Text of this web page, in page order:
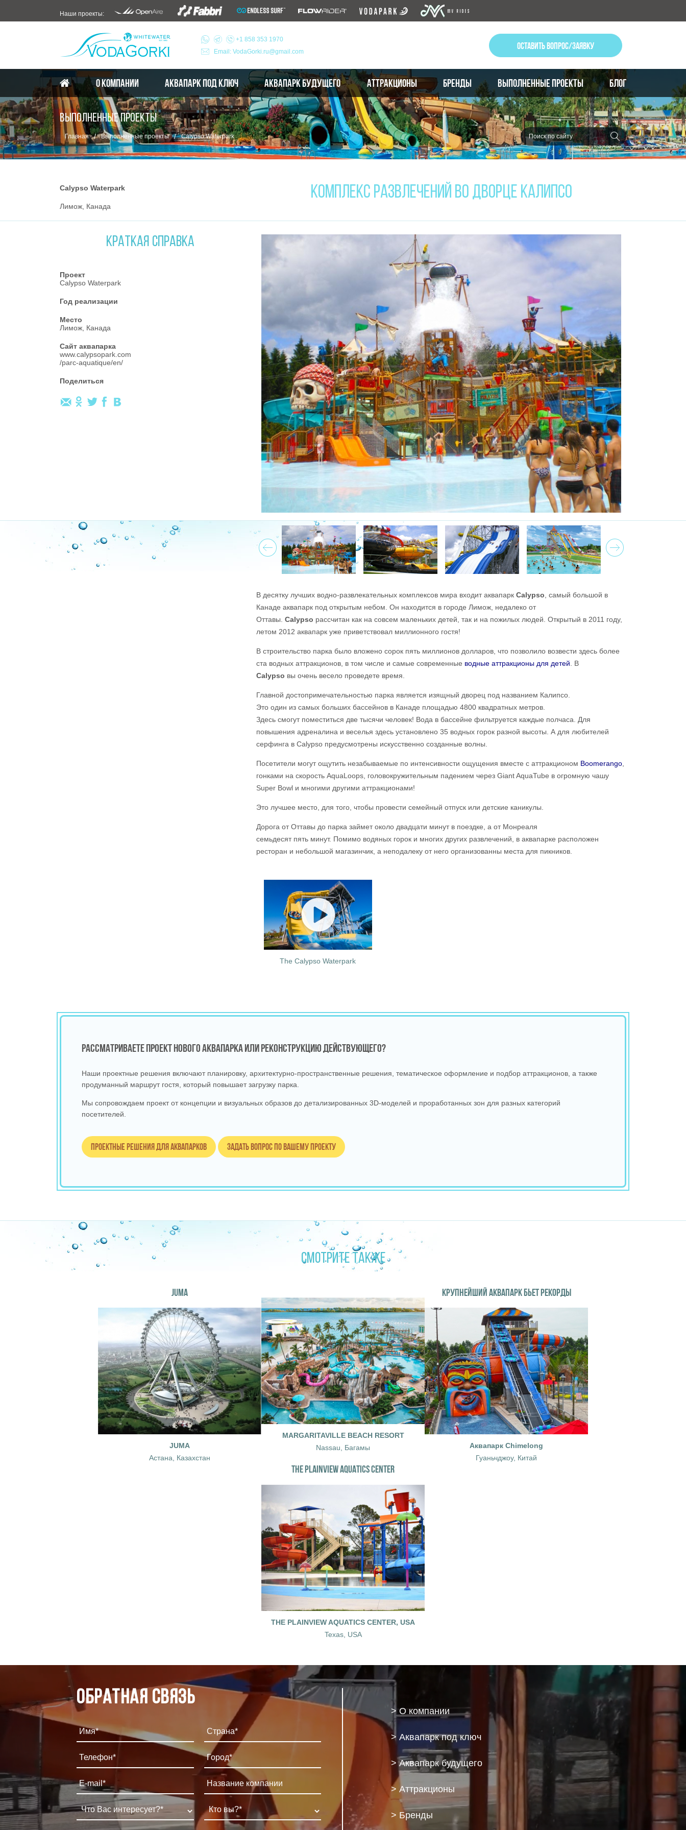
Наши проекты:
+1 858 353 1970
Email: VodaGorki.ru@gmail.com
ОСТАВИТЬ ВОПРОС/ЗАЯВКУ
О КОМПАНИИ АКВАПАРК ПОД КЛЮЧ АКВАПАРК БУДУЩЕГО АТТРАКЦИОНЫ БРЕНДЫ ВЫПОЛНЕННЫЕ ПРОЕКТЫ БЛОГ
ВЫПОЛНЕННЫЕ ПРОЕКТЫ
Главная / Выполненные проекты / Calypso Waterpark
Calypso Waterpark
Лимож, Канада
КОМПЛЕКС РАЗВЛЕЧЕНИЙ ВО ДВОРЦЕ КАЛИПСО
Prev Next
КРАТКАЯ СПРАВКА
Проект
Calypso Waterpark
Год реализации
Место
Лимож, Канада
Сайт аквапарка
www.calypsopark.com
/parc-aquatique/en/
Поделиться
В десятку лучших водно-развлекательных комплексов мира входит аквапарк Calypso , самый большой в
Канаде аквапарк под открытым небом. Он находится в городе Лимож, недалеко от
Оттавы. Calypso рассчитан как на совсем маленьких детей, так и на пожилых людей. Открытый в 2011 году,
летом 2012 аквапарк уже приветствовал миллионного гостя!
В строительство парка было вложено сорок пять миллионов долларов, что позволило возвести здесь более
ста водных аттракционов, в том числе и самые современные водные аттракционы для детей . В
Calypso вы очень весело проведете время.
Главной достопримечательностью парка является изящный дворец под названием Калипсо.
Это один из самых больших бассейнов в Канаде площадью 4800 квадратных метров.
Здесь смогут поместиться две тысячи человек! Вода в бассейне фильтруется каждые полчаса. Для
повышения адреналина и веселья здесь установлено 35 водных горок разной высоты. А для любителей
серфинга в Calypso предусмотрены искусственно созданные волны.
Посетители могут ощутить незабываемые по интенсивности ощущения вместе с аттракционом Boomerango
гонками на скорость AquaLoops, головокружительным падением через Giant AquaTube в огромную чашу
Super Bowl и многими другими аттракционами!
Это лучшее место, для того, чтобы провести семейный отпуск или детские каникулы.
Дорога от Оттавы до парка займет около двадцати минут в поездке, а от Монреаля
семьдесят пять минут. Помимо водяных горок и многих других развлечений, в аквапарке расположен
ресторан и небольшой магазинчик, а неподалеку от него организованны места для пикников.
The Calypso Waterpark
РАССМАТРИВАЕТЕ ПРОЕКТ НОВОГО АКВАПАРКА ИЛИ РЕКОНСТРУКЦИЮ ДЕЙСТВУЮЩЕГО?
Наши проектные решения включают планировку, архитектурно‑пространственные решения, тематическое оформление и подбор аттракционов, а также
продуманный маршрут гостя, который повышает загрузку парка.
Мы сопровождаем проект от концепции и визуальных образов до детализированных 3D‑моделей и проработанных зон для разных категорий
посетителей.
Проектные решения для аквапарков Задать вопрос по вашему проекту
СМОТРИТЕ ТАКЖЕ
JUMA
JUMA
Астана, Казахстан
MARGARITAVILLE BEACH RESORT
Nassau, Багамы
КРУПНЕЙШИЙ АКВАПАРК БЬЕТ РЕКОРДЫ
Аквапарк Chimelong
Гуаньчджоу, Китай
THE PLAINVIEW AQUATICS CENTER
THE PLAINVIEW AQUATICS CENTER, USA
Texas, USA
Обратная связь
> О компании
> Аквапарк под ключ
> Аквапарк будущего
> Аттракционы
> Бренды